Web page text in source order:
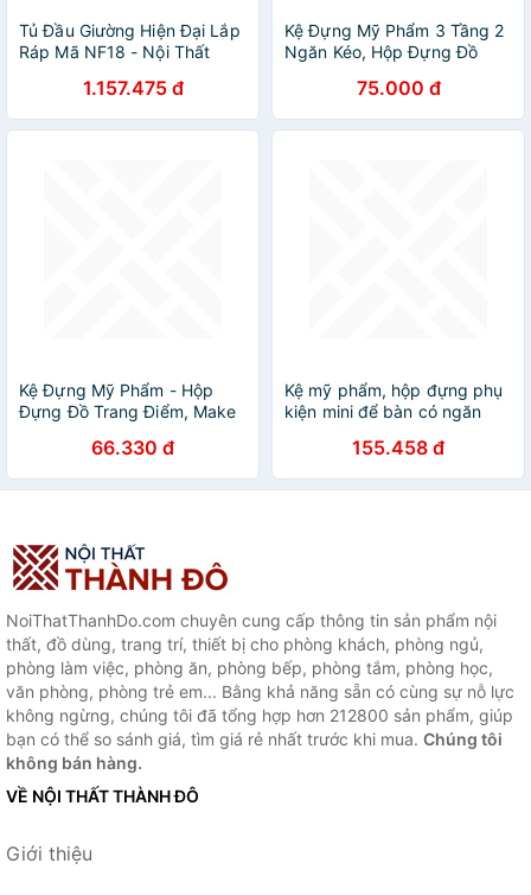
Tủ Đầu Giường Hiện Đại Lắp
Ráp Mã NF18 - Nội Thất
Sang Trọng Và Vẻ Đẹp Tinh
Tế Cho Phòng Ngủ
1.157.475 đ
Kệ Đựng Mỹ Phẩm 3 Tầng 2
Ngăn Kéo, Hộp Đựng Đồ
Nhựa Cao Cấp75.000 đ
Kệ Đựng Mỹ Phẩm - Hộp
Đựng Đồ Trang Điểm, Make
Ngăn Cao Cấp
66.330 đ
Kệ mỹ phẩm, hộp đựng phụ
kiện mini để bàn có ngăn
kèm hình dán dễ thương) -
HENRYSA
155.458 đ
NoiThatThanhDo.com chuyên cung cấp thông tin sản phẩm nội
thất, đồ dùng, trang trí, thiết bị cho phòng khách, phòng ngủ,
phòng làm việc, phòng ăn, phòng bếp, phòng tắm, phòng học,
văn phòng, phòng trẻ em... Bằng khả năng sẵn có cùng sự nỗ lực
không ngừng, chúng tôi đã tổng hợp hơn 212800 sản phẩm, giúp
bạn có thể so sánh giá, tìm giá rẻ nhất trước khi mua. Chúng tôi
không bán hàng.
VỀ NỘI THẤT THÀNH ĐÔ
Giới thiệu